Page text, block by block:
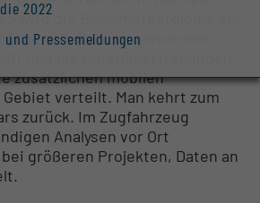
2022
Pressemeldungen
wird die Basismeteorologie am
in Betrieb genommen.
zusätzlichen mobilen
verteilt. Man kehrt zum
zurück. Im Zugfahrzeug
Analysen vor Ort
größeren Projekten, Daten an